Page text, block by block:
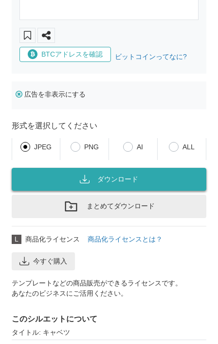
BTCアドレスを確認 ビットコインってなに?
広告を非表示にする
形式を選択してください
JPEG PNG AI ALL
ダウンロード
まとめてダウンロード
L 商品化ライセンス 商品化ライセンスとは？
今すぐ購入
テンプレートなどの商品販売ができるライセンスです。
あなたのビジネスにご活用ください。
このシルエットについて
タイトル: キャベツ